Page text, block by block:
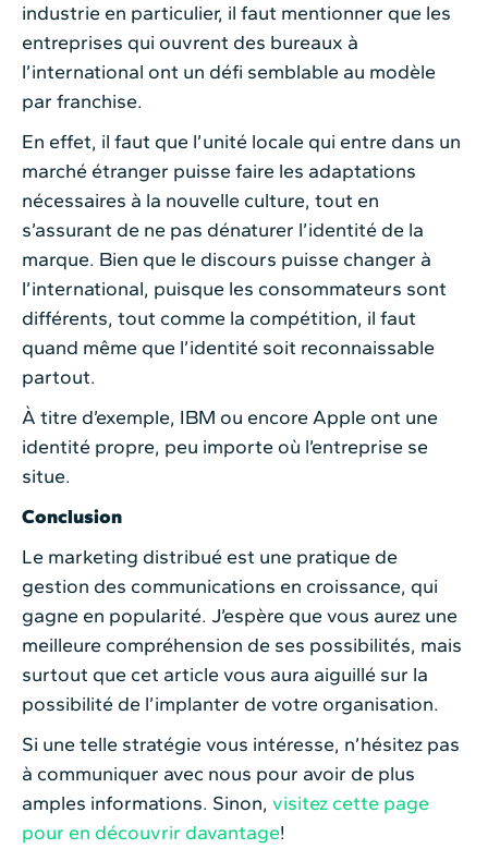
industrie en particulier, il faut mentionner que les
entreprises qui ouvrent des bureaux à
l’international ont un défi semblable au modèle
par franchise.
En effet, il faut que l’unité locale qui entre dans un
marché étranger puisse faire les adaptations
nécessaires à la nouvelle culture, tout en
s’assurant de ne pas dénaturer l’identité de la
marque. Bien que le discours puisse changer à
l’international, puisque les consommateurs sont
différents, tout comme la compétition, il faut
quand même que l’identité soit reconnaissable
partout.
À titre d’exemple, IBM ou encore Apple ont une
identité propre, peu importe où l’entreprise se
situe.
Conclusion
Le marketing distribué est une pratique de
gestion des communications en croissance, qui
gagne en popularité. J’espère que vous aurez une
meilleure compréhension de ses possibilités, mais
surtout que cet article vous aura aiguillé sur la
possibilité de l’implanter de votre organisation.
Si une telle stratégie vous intéresse, n’hésitez pas
à communiquer avec nous pour avoir de plus
amples informations. Sinon, visitez cette page
pour en découvrir davantage!